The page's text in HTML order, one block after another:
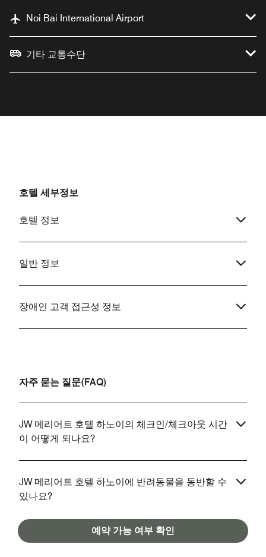
예약 가능 여부 확인
Noi Bai International Airport
기타 교통수단
호텔 세부정보
호텔 정보
일반 정보
장애인 고객 접근성 정보
자주 묻는 질문(FAQ)
JW 메리어트 호텔 하노이의 체크인/체크아웃 시간
이 어떻게 되나요?
JW 메리어트 호텔 하노이에 반려동물을 동반할 수
있나요?
JW 메리어트 호텔 하노이의 주차 옵션은 어떤 것들